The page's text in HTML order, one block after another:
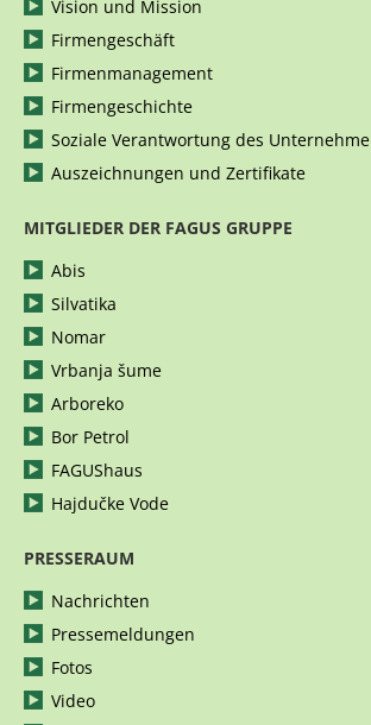
Vision und Mission
Firmengeschäft
Firmenmanagement
Firmengeschichte
Soziale Verantwortung des
Auszeichnungen und Zertifikate
MITGLIEDER DER FAGUS GRUPPE
Abis
Silvatika
Nomar
Vrbanja šume
Arboreko
Bor Petrol
FAGUShaus
Hajdučke Vode
PRESSERAUM
Nachrichten
Pressemeldungen
Fotos
Video